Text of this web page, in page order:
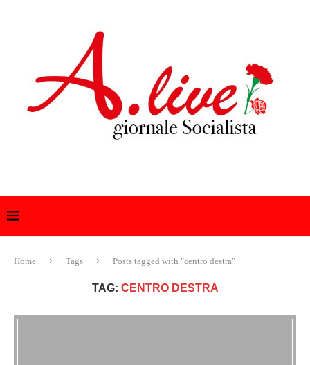
Home Tags Posts tagged with "centro destra"
TAG: CENTRO DESTRA